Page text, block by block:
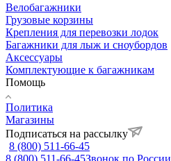
Велобагажники
Грузовые корзины
Крепления для перевозки лодок
Багажники для лыж и сноубордов
Аксессуары
Комплектующие к багажникам
Помощь
Политика
Магазины
Подписаться на рассылку
8 (800) 511-66-45
8 (800) 511-66-45Звонок по России